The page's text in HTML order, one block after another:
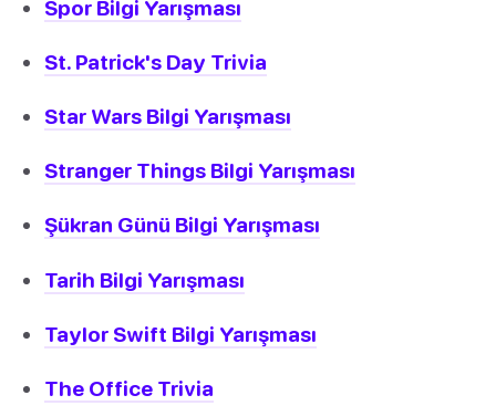
Spor Bilgi Yarışması
St. Patrick's Day Trivia
Star Wars Bilgi Yarışması
Stranger Things Bilgi Yarışması
Şükran Günü Bilgi Yarışması
Tarih Bilgi Yarışması
Taylor Swift Bilgi Yarışması
The Office Trivia